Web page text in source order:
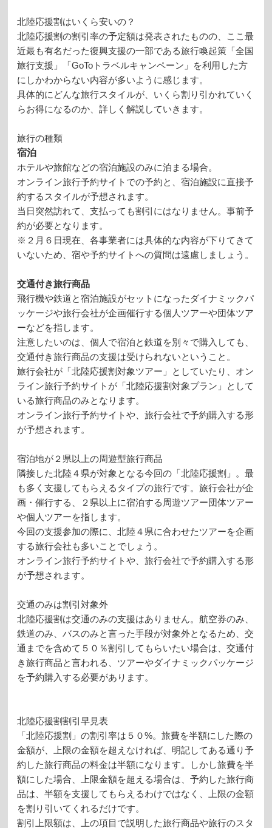
北陸応援割はいくら安いの？
北陸応援割の割引率の予定額は発表されたものの、ここ最
近最も有名だった復興支援の一部である旅行喚起策「全国
旅行支援」「GoToトラベルキャンペーン」を利用した方
にしかわからない内容が多いように感じます。
具体的にどんな旅行スタイルが、いくら割り引かれていく
らお得になるのか、詳しく解説していきます。
旅行の種類
宿泊
ホテルや旅館などの宿泊施設のみに泊まる場合。
オンライン旅行予約サイトでの予約と、宿泊施設に直接予
約するスタイルが予想されます。
当日突然訪れて、支払っても割引にはなりません。事前予
約が必要となります。
※２月６日現在、各事業者には具体的な内容が下りてきて
いないため、宿や予約サイトへの質問は遠慮しましょう。
交通付き旅行商品
飛行機や鉄道と宿泊施設がセットになったダイナミックパ
ッケージや旅行会社が企画催行する個人ツアーや団体ツア
ーなどを指します。
注意したいのは、個人で宿泊と鉄道を別々で購入しても、
交通付き旅行商品の支援は受けられないということ。
旅行会社が「北陸応援割対象ツアー」としていたり、オン
ライン旅行予約サイトが「北陸応援割対象プラン」として
いる旅行商品のみとなります。
オンライン旅行予約サイトや、旅行会社で予約購入する形
が予想されます。
宿泊地が２県以上の周遊型旅行商品
隣接した北陸４県が対象となる今回の「北陸応援割」。最
も多く支援してもらえるタイプの旅行です。旅行会社が企
画・催行する、２県以上に宿泊する周遊ツアー団体ツアー
や個人ツアーを指します。
今回の支援参加の際に、北陸４県に合わせたツアーを企画
する旅行会社も多いことでしょう。
オンライン旅行予約サイトや、旅行会社で予約購入する形
が予想されます。
交通のみは割引対象外
北陸応援割は交通のみの支援はありません。航空券のみ、
鉄道のみ、バスのみと言った手段が対象外となるため、交
通までを含めて５０％割引してもらいたい場合は、交通付
き旅行商品と言われる、ツアーやダイナミックパッケージ
を予約購入する必要があります。
北陸応援割割引早見表
「北陸応援割」の割引率は５０%。旅費を半額にした際の
金額が、上限の金額を超えなければ、明記してある通り予
約した旅行商品の料金は半額になります。しかし旅費を半
額にした場合、上限金額を超える場合は、予約した旅行商
品は、半額を支援してもらえるわけではなく、上限の金額
を割り引いてくれるだけです。
割引上限額は、上の項目で説明した旅行商品や旅行のスタ